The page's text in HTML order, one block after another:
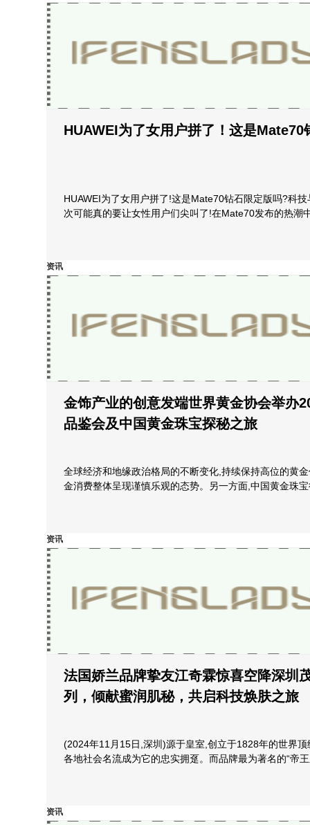
HUAWEI为了女用户拼了！这是Mate70
HUAWEI为了女用户拼了!这是Mate70钻石限定版吗?科
次可能真的要让女性用户们尖叫了!在Mate70发布的热潮
资讯
金饰产业的创意发端世界黄金协会举办
品鉴会及中国黄金珠宝探秘之旅
全球经济和地缘政治格局的不断变化,持续保持高位的黄
金消费整体呈现谨慎乐观的态势。另一方面,中国黄金珠
资讯
法国娇兰品牌挚友江奇霖惊喜空降深圳
列，倾献蜜润肌秘，共启科技焕肤之旅
(2024年11月15日,深圳)源于皇室,创立于1828年的世界
各地社会名流成为它的忠实拥趸。而品牌最为著名的“帝王
资讯